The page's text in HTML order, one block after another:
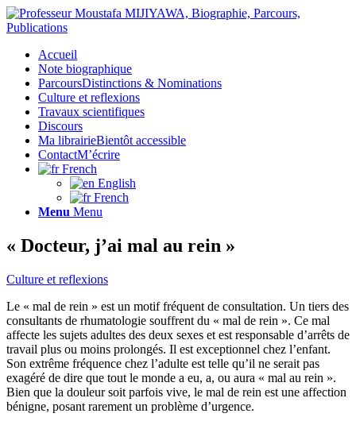
Accueil
Note biographique
ParcoursDistinctions & Nominations
Culture et reflexions
Travaux scientifiques
Discours
Ma librairieBientôt accessible
ContactM’écrire
French
English
French
Menu Menu
« Docteur, j’ai mal au rein »
Culture et reflexions
Le « mal de rein » est un motif fréquent de consultation. Un tiers des
consultants de rhumatologie souffrent du « mal de rein ». Ce mal
affecte les sujets adultes des deux sexes et est responsable d’arrêts de
travail plus ou moins prolongés. Il est exceptionnel chez l’enfant.
Son extrême fréquence chez l’adulte est telle qu’il ne serait pas
exagéré de dire que tout le monde a eu, a, ou aura « mal au rein ».
Bien que la douleur soit parfois vive, le mal de rein est une affection
bénigne, posant rarement un problème d’urgence.